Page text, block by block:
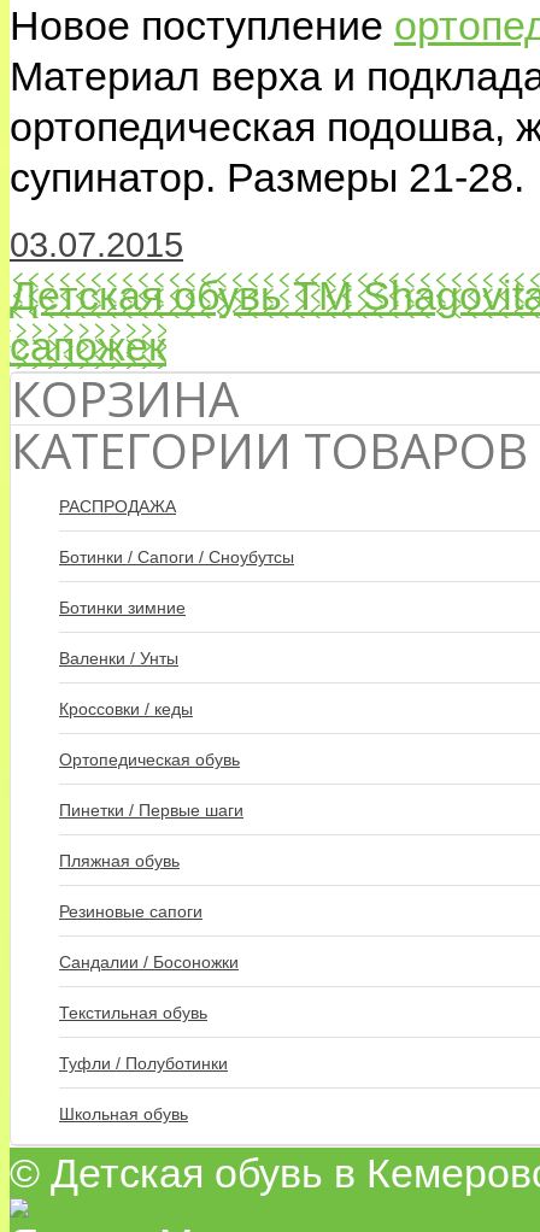
Новое поступление
Материал верха и
ортопедическая подошва,
супинатор. Размеры 21-28.
03.07.2015
Детская обувь ТМ
сапожек
КОРЗИНА
КАТЕГОРИИ ТОВАРОВ
РАСПРОДАЖА
Ботинки / Сапоги / Сноубутсы
Ботинки зимние
Валенки / Унты
Кроссовки / кеды
Ортопедическая обувь
Пинетки / Первые шаги
Пляжная обувь
Резиновые сапоги
Сандалии / Босоножки
Текстильная обувь
Туфли / Полуботинки
Школьная обувь
© Детская обувь в